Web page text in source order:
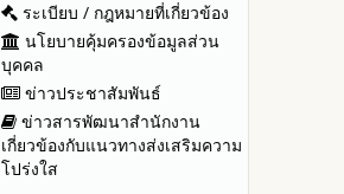
ระเบียบ / กฎหมายที่เกี่ยวข้อง
นโยบายคุ้มครองข้อมูลส่วน
บุคคล
ข่าวประชาสัมพันธ์
ข่าวสารพัฒนาสำนักงาน
เกี่ยวข้องกับแนวทางส่งเสริมความ
โปร่งใส